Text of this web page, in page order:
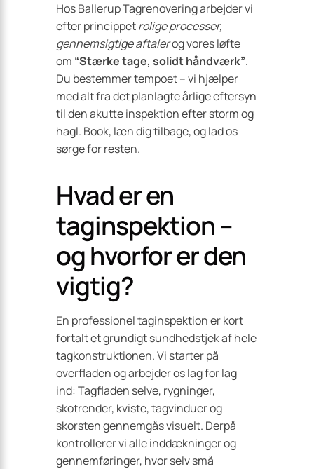
Hos Ballerup Tagrenovering arbejder vi
efter princippetrolige processer,
gennemsigtige aftalerog vores løfte
om “Stærke tage, solidt håndværk”.
Du bestemmer tempoet – vi hjælper
med alt fra det planlagte årlige eftersyn
til den akutte inspektion efter storm og
hagl. Book, læn dig tilbage, og lad os
sørge for resten.
Hvad er en
taginspektion –
og hvorfor er den
vigtig?
En professionel taginspektion er kort
fortalt et grundigt sundhedstjek af hele
tagkonstruktionen. Vi starter på
overfladen og arbejder os lag for lag
ind: Tagfladen selve, rygninger,
skotrender, kviste, tagvinduer og
skorsten gennemgås visuelt. Derpå
kontrollerer vi alle inddækninger og
gennemføringer, hvor selv små